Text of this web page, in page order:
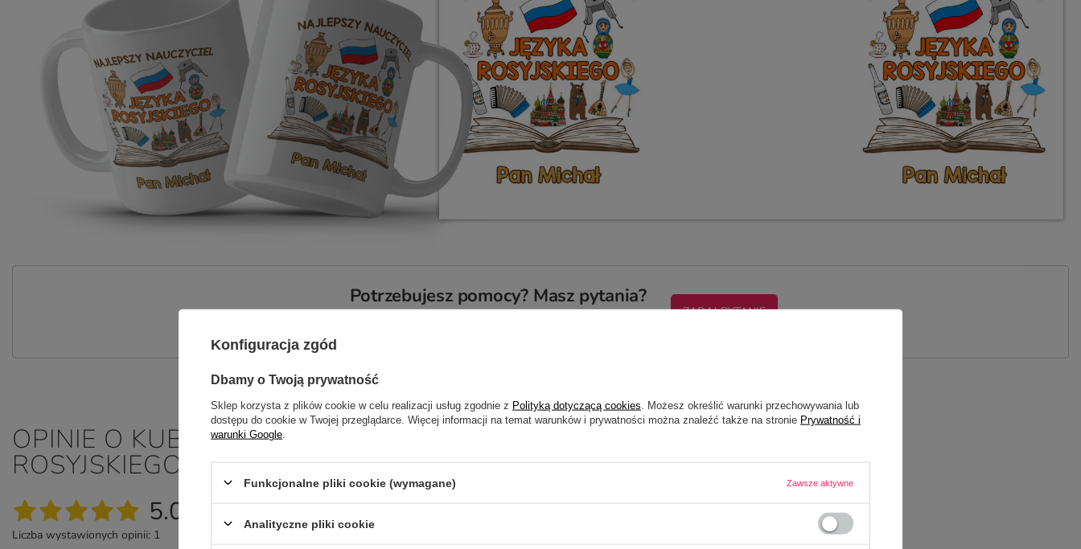
Potrzebujesz pomocy? Masz pytania?
ZADAJ PYTANIE
OPINIE O KUBEK Z IMIENIEM DLA NAUCZYCIELKI / NAUCZYCIELA JĘZYKA
ROSYJSKIEGO
5.00
Liczba wystawionych opinii: 1 Pięknie wykonany. Na żywo jeszcze piękniejszy.
Konfiguracja zgód
Dbamy o Twoją prywatność
Sklep korzysta z plików cookie w celu realizacji usług zgodnie z Polityką dotyczącą cookies . Możesz określić warunki przechowywania lub
dostępu do cookie w Twojej przeglądarce. Więcej informacji na temat warunków i prywatności można znaleźć także na stronie Prywatność i
warunki Google
Funkcjonalne pliki cookie (wymagane) Zawsze aktywne
Analityczne pliki cookie